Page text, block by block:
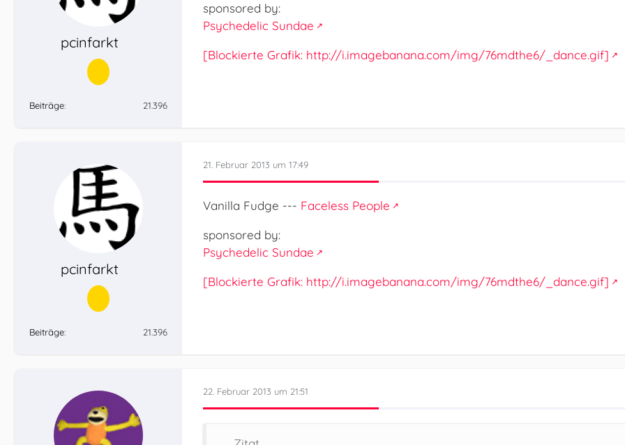
pcinfarkt
Beiträge 21.396
sponsored by:
Psychedelic Sundae
[Blockierte Grafik: http://i.imagebanana.com/img/76mdthe6/_dance.gif]
pcinfarkt
Beiträge 21.396
21. Februar 2013 um 17:49
Vanilla Fudge --- Faceless People
sponsored by:
Psychedelic Sundae
[Blockierte Grafik: http://i.imagebanana.com/img/76mdthe6/_dance.gif]
22. Februar 2013 um 21:51